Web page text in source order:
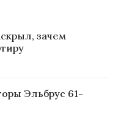
зачем
Эльбрус 61-